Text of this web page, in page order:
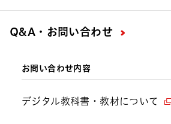
Q&A・お問い合わせ
お問い合わせ内容
デジタル教科書・教材について